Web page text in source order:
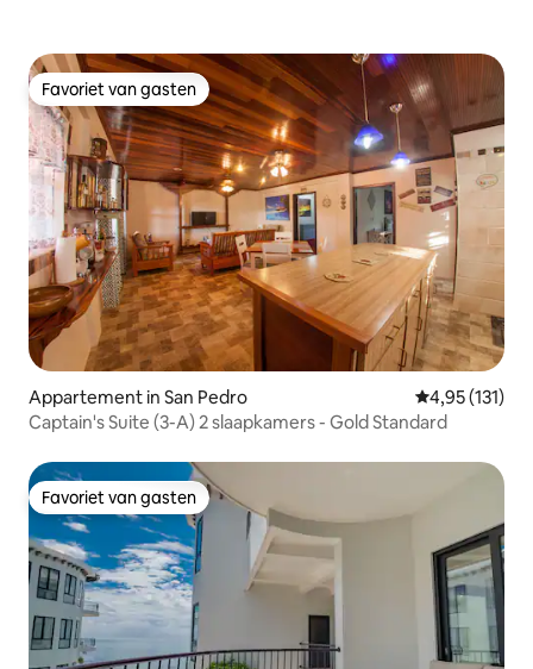
Favoriet van gasten
Favoriet van gasten
Appartement in San Pedro Gemiddelde
4,95 (131)
Captain's Suite (3-A) 2 slaapkamers - Gold Standard
Favoriet van gasten
Favoriet van gasten